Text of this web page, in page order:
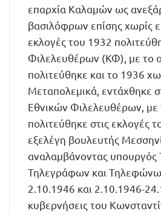
επαρχία Καλαμών ως
βασιλόφρων επίσης χωρίς
εκλογές του 1932
Φιλελευθέρων (ΚΦ), με το
πολιτεύθηκε και το 1936
Μεταπολεμικά, εντάχθηκε
Εθνικών Φιλελευθέρων, με
πολιτεύθηκε στις εκλογές
εξελέγη βουλευτής
αναλαμβάνοντας υπουργός
Τηλεγράφων και
2.10.1946 και 2.10.1946-
κυβερνήσεις του